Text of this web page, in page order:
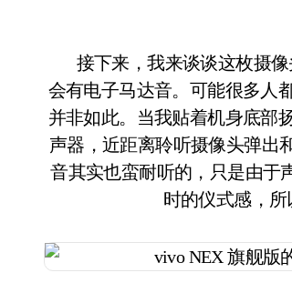
接下来，我来谈谈这枚摄像
会有电子马达音。可能很多人
并非如此。当我贴着机身底部
声器，近距离聆听摄像头弹出
音其实也蛮耐听的，只是由于
时的仪式感，所